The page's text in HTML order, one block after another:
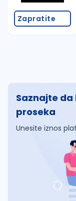
Zapratite
Saznajte
proseka
Unesite iznos